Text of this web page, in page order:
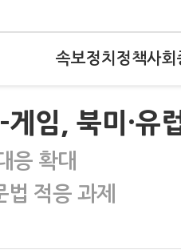
속보정치 정책사회
임, 북미·유
응 확대
적응 과제